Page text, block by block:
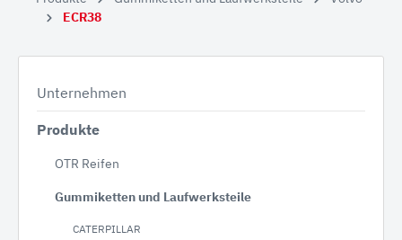
ECR38
Unternehmen
Produkte
OTR Reifen
Gummiketten und Laufwerksteile
CATERPILLAR